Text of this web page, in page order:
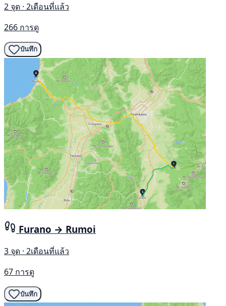
2 จุด · 2เดือนที่แล้ว
266 การดู
บันทึก
Furano → Rumoi
3 จุด · 2เดือนที่แล้ว
67 การดู
บันทึก